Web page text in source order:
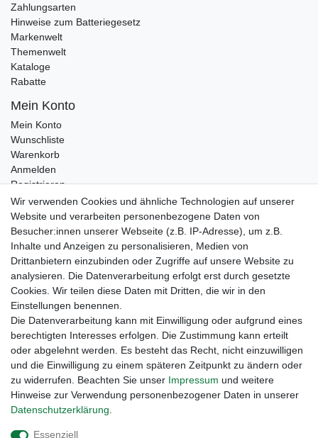
Zahlungsarten
Hinweise zum Batteriegesetz
Markenwelt
Themenwelt
Kataloge
Rabatte
Mein Konto
Mein Konto
Wunschliste
Warenkorb
Anmelden
Registrieren
Kontakt
Newsletter Anmeldung
Newsletter Abmeldung
Widerrufs­recht
Wir verwenden Cookies und ähnliche Technologien auf unserer
Website und verarbeiten personenbezogene Daten von
Besucher:innen unserer Webseite (z.B. IP-Adresse), um z.B.
Inhalte und Anzeigen zu personalisieren, Medien von
Drittanbietern einzubinden oder Zugriffe auf unsere Website zu
analysieren. Die Datenverarbeitung erfolgt erst durch gesetzte
Cookies. Wir teilen diese Daten mit Dritten, die wir in den
Einstellungen benennen.
Die Datenverarbeitung kann mit Einwilligung oder aufgrund eines
berechtigten Interesses erfolgen. Die Zustimmung kann erteilt
oder abgelehnt werden. Es besteht das Recht, nicht einzuwilligen
und die Einwilligung zu einem späteren Zeitpunkt zu ändern oder
zu widerrufen. Beachten Sie unser Impressum und weitere
Hinweise zur Verwendung personenbezogener Daten in unserer
Daten­schutz­erklärung
Essenziell